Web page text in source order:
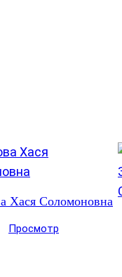
Хася Соломоновна
Просмотр